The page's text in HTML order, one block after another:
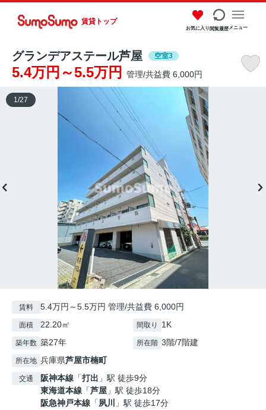
賃貸トップ
お気に入り閲覧履歴メニュー
グランデアステール芦屋 空室3
5.4万円～5.5万円 管理/共益費 6,000円
1 /27
賃料 5.4万円～5.5万円 管理/共益費 6,000円
面積 22.20㎡ 間取り 1K
築年数 築27年 所在階 3階/7階建
所在地 兵庫県芦屋市楠町
交通 阪神本線 「打出 」駅 徒歩9分
東海道本線 「芦屋 」駅 徒歩18分
阪急神戸本線 「夙川 」駅 徒歩17分